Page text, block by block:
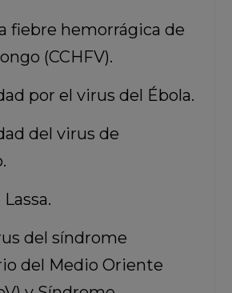
fiebre hemorrágica de
(CCHFV).
por el virus del Ébola.
del virus de
del síndrome
del Medio Oriente